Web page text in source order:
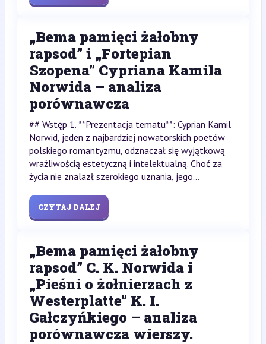
„Bema pamięci żałobny
rapsod” i „Fortepian
Szopena” Cypriana Kamila
Norwida – analiza
porównawcza
## Wstęp 1. **Prezentacja tematu**: Cyprian Kamil
Norwid, jeden z najbardziej nowatorskich poetów
polskiego romantyzmu, odznaczał się wyjątkową
wrażliwością estetyczną i intelektualną. Choć za
życia nie znalazł szerokiego uznania, jego...
CZYTAJ DALEJ
„Bema pamięci żałobny
rapsod” C. K. Norwida i
„Pieśni o żołnierzach z
Westerplatte” K. I.
Gałczyńkiego – analiza
porównawcza wierszy.